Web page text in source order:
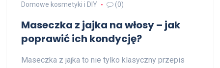
Domowe kosmetyki i DIY
(0)
Maseczka z jajka na włosy – jak
poprawić ich kondycję?
Maseczka z jajka to nie tylko klasyczny przepis